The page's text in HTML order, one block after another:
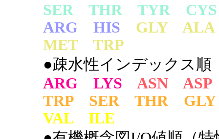
SER THR TYR
ARG HIS
GLY
MET TRP
●疎水性インデックス順
ARG LYS
ASN
TRP SER THR GLY
VAL ILE